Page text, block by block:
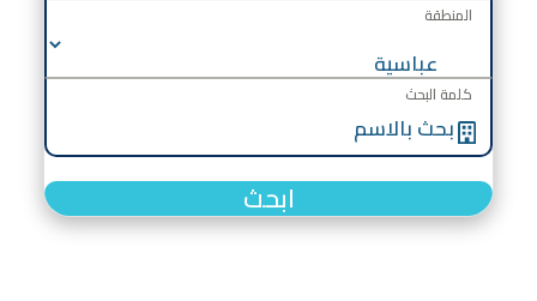
المنطقة
كلمة البحث
ابحث